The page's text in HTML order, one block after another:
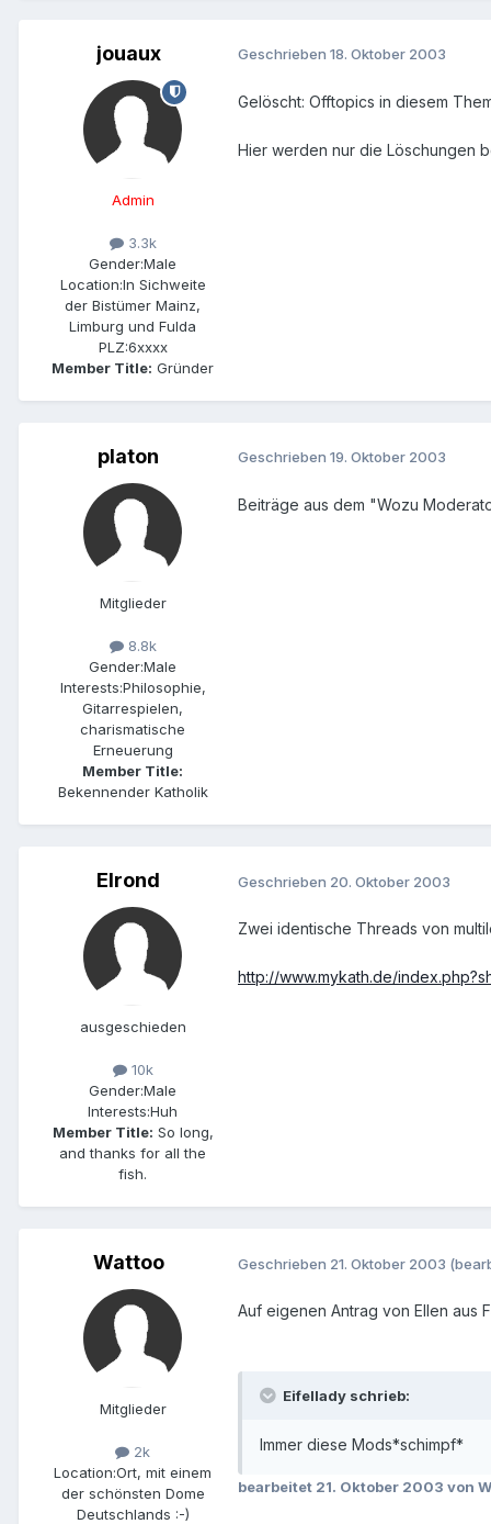
jouaux
Admin
3.3k
Gender:Male
Location:In Sichweite
der Bistümer Mainz,
Limburg und Fulda
PLZ:6xxxx
Member Title: Gründer
Geschrieben 18. Oktober 2003
Gelöscht: Offtopics in diesem
Hier werden nur die Löschungen
platon
Mitglieder
8.8k
Gender:Male
Interests:Philosophie,
Gitarrespielen,
charismatische
Erneuerung
Member Title:
Bekennender Katholik
Geschrieben 19. Oktober 2003
Beiträge aus dem "Wozu
Elrond
ausgeschieden
10k
Gender:Male
Interests:Huh
Member Title: So long,
and thanks for all the
fish.
Geschrieben 20. Oktober 2003
Zwei identische Threads von
http://www.mykath.de/
Wattoo
Mitglieder
2k
Location:Ort, mit einem
der schönsten Dome
Deutschlands :-)
Geschrieben 21. Oktober 2003
Auf eigenen Antrag von Ellen aus
Eifellady schrieb:
Immer diese Mods*schimpf*
bearbeitet 21. Oktober 2003 von